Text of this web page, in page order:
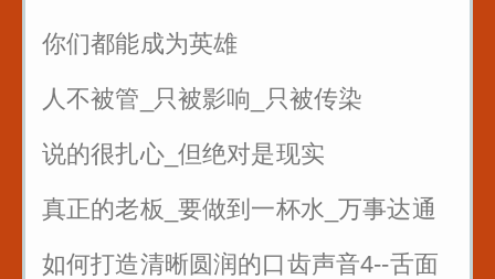
你们都能成为英雄
人不被管_只被影响_只被传染
说的很扎心_但绝对是现实
真正的老板_要做到一杯水_万事达通
如何打造清晰圆润的口齿声音4--舌面